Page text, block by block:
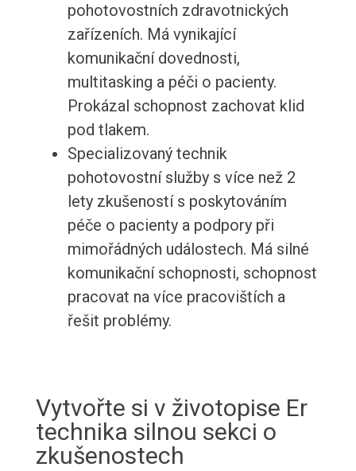
pohotovostních zdravotnických
zařízeních. Má vynikající
komunikační dovednosti,
multitasking a péči o pacienty.
Prokázal schopnost zachovat klid
pod tlakem.
Specializovaný technik
pohotovostní služby s více než 2
lety zkušeností s poskytováním
péče o pacienty a podpory při
mimořádných událostech. Má silné
komunikační schopnosti, schopnost
pracovat na více pracovištích a
řešit problémy.
Vytvořte si v životopise Er
technika silnou sekci o
zkušenostech